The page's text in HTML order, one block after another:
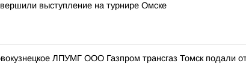
выступление на турнире Омске
ЛПУМГ ООО Газпром трансгаз Томск подали